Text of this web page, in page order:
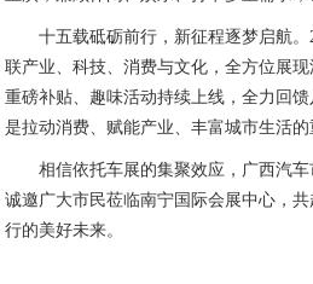
南宁车展，F系列垂起飞行器、X系列工
集结标致307、马自达323、甲壳虫等经